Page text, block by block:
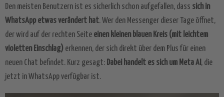
Den meisten Benutzern ist es sicherlich schon aufgefallen, dass sich in
WhatsApp etwas verändert hat. Wer den Messenger dieser Tage öffnet,
der wird auf der rechten Seite einen kleinen blauen Kreis (mit leichtem
violetten Einschlag) erkennen, der sich direkt über dem Plus für einen
neuen Chat befindet. Kurz gesagt: Dabei handelt es sich um Meta AI , die
jetzt in WhatsApp verfügbar ist.